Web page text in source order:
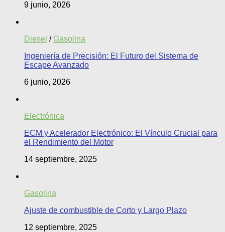
9 junio, 2026
Diesel / Gasolina
Ingeniería de Precisión: El Futuro del Sistema de
Escape Avanzado
6 junio, 2026
Electrónica
ECM y Acelerador Electrónico: El Vínculo Crucial para
el Rendimiento del Motor
14 septiembre, 2025
Gasolina
Ajuste de combustible de Corto y Largo Plazo
12 septiembre, 2025